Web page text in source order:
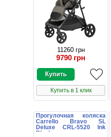
11260 грн
9790 грн
Купить в 1 клик
Прогулочная коляска
Carrello Bravo SL
Deluxe CRL-5520 Ink
Black черная